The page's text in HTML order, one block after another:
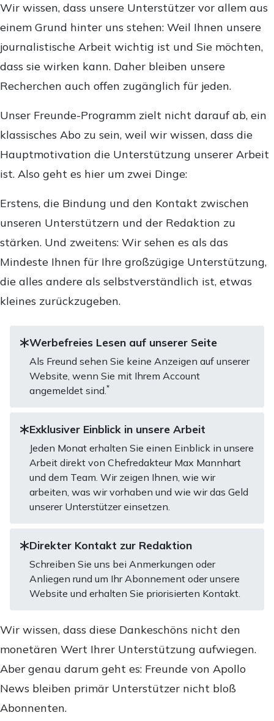
Wir wissen, dass unsere Unterstützer vor allem aus
einem Grund hinter uns stehen: Weil Ihnen unsere
journalistische Arbeit wichtig ist und Sie möchten,
dass sie wirken kann. Daher bleiben unsere
Recherchen auch offen zugänglich für jeden.
Unser Freunde-Programm zielt nicht darauf ab, ein
klassisches Abo zu sein, weil wir wissen, dass die
Hauptmotivation die Unterstützung unserer Arbeit
ist. Also geht es hier um zwei Dinge:
Erstens, die Bindung und den Kontakt zwischen
unseren Unterstützern und der Redaktion zu
stärken. Und zweitens: Wir sehen es als das
Mindeste Ihnen für Ihre großzügige Unterstützung,
die alles andere als selbstverständlich ist, etwas
kleines zurückzugeben.
Werbefreies Lesen auf unserer Seite
Als Freund sehen Sie keine Anzeigen auf unserer
Website, wenn Sie mit Ihrem Account
angemeldet sind.*
Exklusiver Einblick in unsere Arbeit
Jeden Monat erhalten Sie einen Einblick in unsere
Arbeit direkt von Chefredakteur Max Mannhart
und dem Team. Wir zeigen Ihnen, wie wir
arbeiten, was wir vorhaben und wie wir das Geld
unserer Unterstützer einsetzen.
Direkter Kontakt zur Redaktion
Schreiben Sie uns bei Anmerkungen oder
Anliegen rund um Ihr Abonnement oder unsere
Website und erhalten Sie priorisierten Kontakt.
Wir wissen, dass diese Dankeschöns nicht den
monetären Wert Ihrer Unterstützung aufwiegen.
Aber genau darum geht es: Freunde von Apollo
News bleiben primär Unterstützer nicht bloß
Abonnenten.